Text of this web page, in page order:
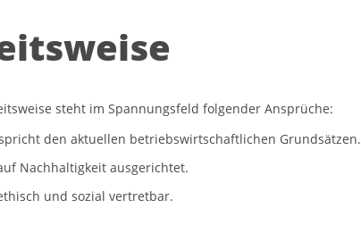
steht im Spannungsfeld folgender Ansprüche:
den aktuellen betriebswirtschaftlichen Grundsätzen.
Nachhaltigkeit ausgerichtet.
und sozial vertretbar.